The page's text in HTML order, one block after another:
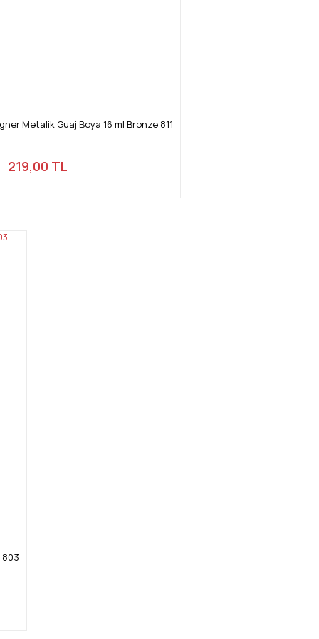
Metalik Guaj Boya 16 ml Bronze 811
219,00 TL
803